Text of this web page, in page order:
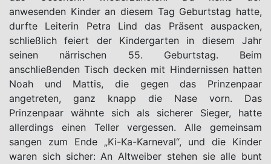
anwesenden Kinder an diesem Tag Geburtstag hatte,
durfte Leiterin Petra Lind das Präsent auspacken,
schließlich feiert der Kindergarten in diesem Jahr
seinen närrischen 55. Geburtstag. Beim
anschließenden Tisch decken mit Hindernissen hatten
Noah und Mattis, die gegen das Prinzenpaar
angetreten, ganz knapp die Nase vorn. Das
Prinzenpaar wähnte sich als sicherer Sieger, hatte
allerdings einen Teller vergessen. Alle gemeinsam
sangen zum Ende „Ki-Ka-Karneval“, und die Kinder
waren sich sicher: An Altweiber stehen sie alle bunt